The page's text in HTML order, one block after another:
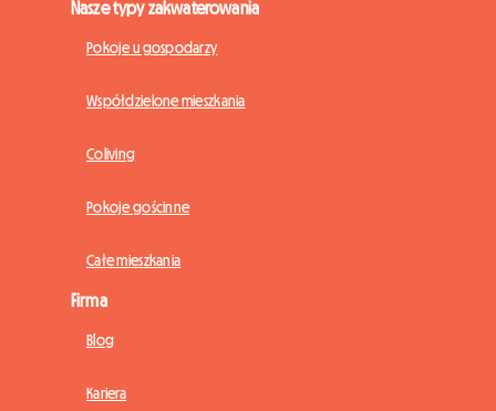
Nasze typy zakwaterowania
Pokoje u gospodarzy
Współdzielone mieszkania
Coliving
Pokoje gościnne
Całe mieszkania
Firma
Blog
Kariera